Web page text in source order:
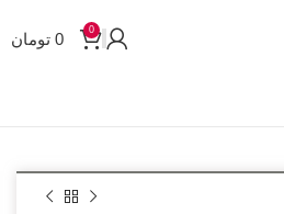
0
0 تومان